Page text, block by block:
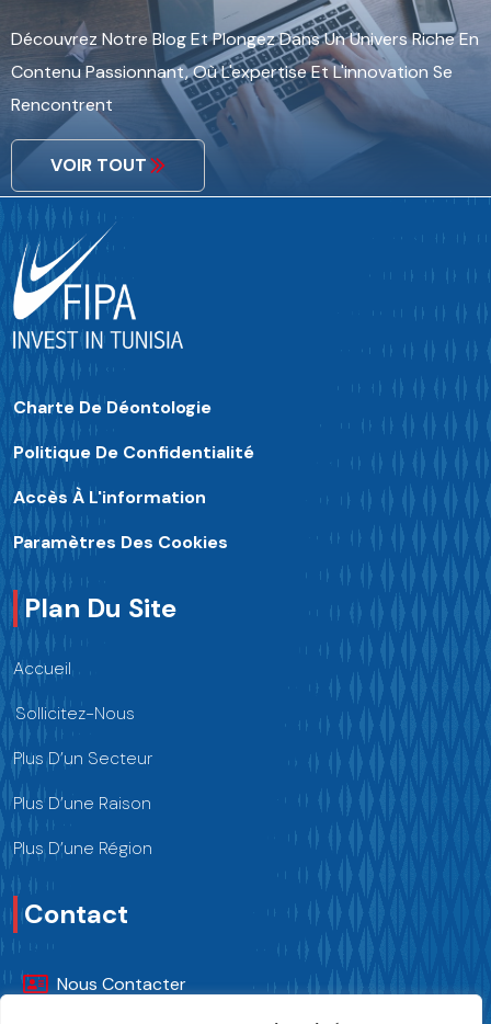
Découvrez Notre Blog Et Plongez Dans Un Univers Riche En
Contenu Passionnant, Où L'expertise Et L'innovation Se
Rencontrent
VOIR TOUT
Charte De Déontologie
Politique De Confidentialité
Accès À L'information
Paramètres Des Cookies
Plan Du Site
Accueil
Sollicitez-Nous
Plus D’un Secteur
Plus D’une Raison
Plus D’une Région
Contact
Nous Contacter